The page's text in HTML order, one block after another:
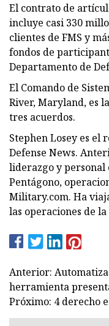
El contrato de
incluye casi 330
clientes de FMS y
fondos de
Departamento de
El Comando de
River, Maryland, es
tres acuerdos.
Stephen Losey es
Defense News.
liderazgo y personal
Pentágono,
Military.com. Ha
las operaciones de
Anterior:
herramienta
Próximo: 4 derecho